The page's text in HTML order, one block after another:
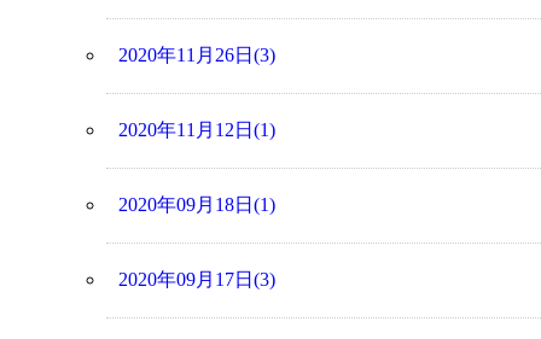
2020年11月26日(3)
2020年11月12日(1)
2020年09月18日(1)
2020年09月17日(3)